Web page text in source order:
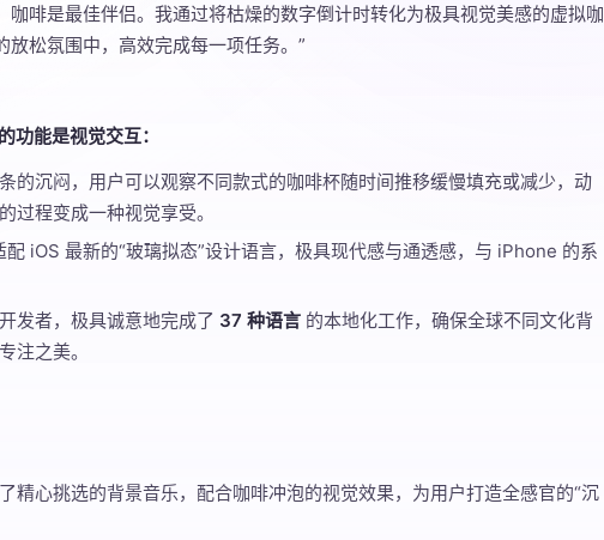
啡是最佳伴侣。我通过将枯燥的数字倒计时转化为极具视觉美感的虚拟咖
松氛围中，高效完成每一项任务。”
能是视觉交互：
的沉闷，用户可以观察不同款式的咖啡杯随时间推移缓慢填充或减少，动
过程变成一种视觉享受。
配 iOS 最新的“玻璃拟态”设计语言，极具现代感与通透感，与 iPhone 的系
发者，极具诚意地完成了 37 种语言 的本地化工作，确保全球不同文化背
注之美。
精心挑选的背景音乐，配合咖啡冲泡的视觉效果，为用户打造全感官的“沉